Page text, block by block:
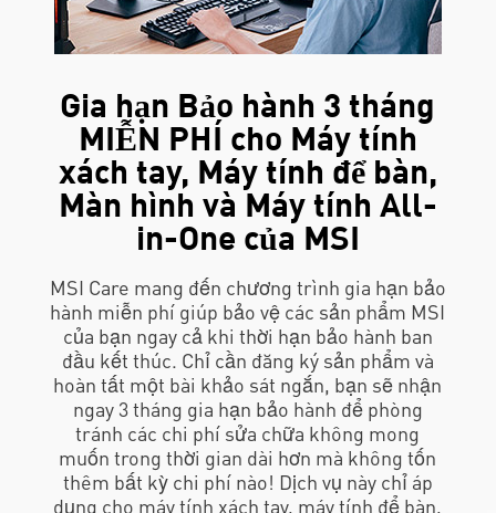
Gia hạn Bảo hành 3 tháng
MIỄN PHÍ cho Máy tính
xách tay, Máy tính để bàn,
Màn hình và Máy tính All-
in-One của MSI
MSI Care mang đến chương trình gia hạn bảo
hành miễn phí giúp bảo vệ các sản phẩm MSI
của bạn ngay cả khi thời hạn bảo hành ban
đầu kết thúc. Chỉ cần đăng ký sản phẩm và
hoàn tất một bài khảo sát ngắn, bạn sẽ nhận
ngay 3 tháng gia hạn bảo hành để phòng
tránh các chi phí sửa chữa không mong
muốn trong thời gian dài hơn mà không tốn
thêm bất kỳ chi phí nào! Dịch vụ này chỉ áp
dụng cho máy tính xách tay, máy tính để bàn,